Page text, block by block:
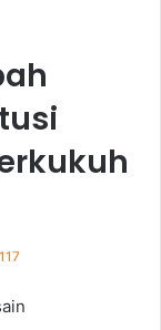
117